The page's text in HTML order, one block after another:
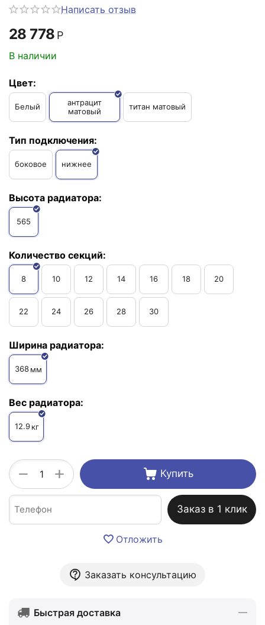
Написать отзыв
28 778 Р
В наличии
Цвет:
Белый
антрацит
матовый
титан матовый
Тип подключения:
боковое нижнее
Высота радиатора:
565
Количество секций:
8 10 12 14 16 18 20
22 24 26 28 30
Ширина радиатора:
368мм
Вес радиатора:
12.9кг
+
− Купить
Заказ в 1 клик
Отложить
Заказать консультацию
Быстрая доставка